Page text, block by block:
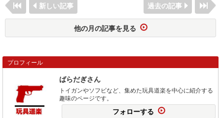
新しい記事
過去の記事
他の月の記事を見る
プロフィール
ばらだぎさん
トイガンやソフビなど、集めた玩具道楽を中心に紹介する
趣味のページです。
フォローする